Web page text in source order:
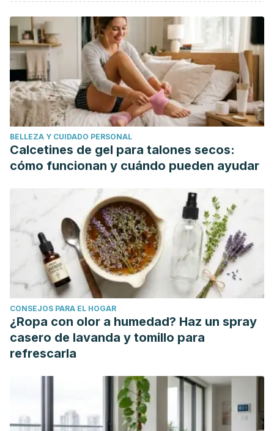
Burns. (n.d.)assh.org/handcare/Hand-Anatomy/Details-
Page/articleId/39391
Morgan, E. D., Bledsoe, S. C., & Barker, J. (2000).
Ambulatory managements of burns. American Family
Physician, 62(9), 2015-2026
aafp.org/afp/2000/1101/p2015.html
Treating and preventing burns. (2015, November 21).
Retrieved fromhealthychildren.org/English/health-
issues/injuries-emergencies/Pages/Treating-and-
Preventing-Burns.aspx
Mayo Clinic Staff. (2015, July 10). Burns: First aid
mayoclinic.org/first-aid/first-aid-burns/basics/art-
BELLEZA Y CUIDADO PERSONAL
Calcetines de gel para talones secos:
cómo funcionan y cuándo pueden ayudar
CONSEJOS PARA EL HOGAR
¿Ropa con olor a humedad? Haz un spray
casero de lavanda y tomillo para
refrescarla